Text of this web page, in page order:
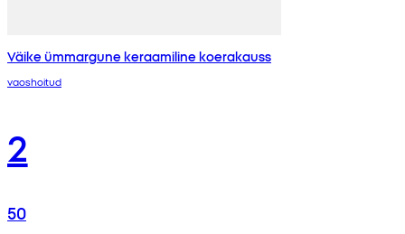
Väike ümmargune keraamiline koerakauss
vaoshoitud
2
50